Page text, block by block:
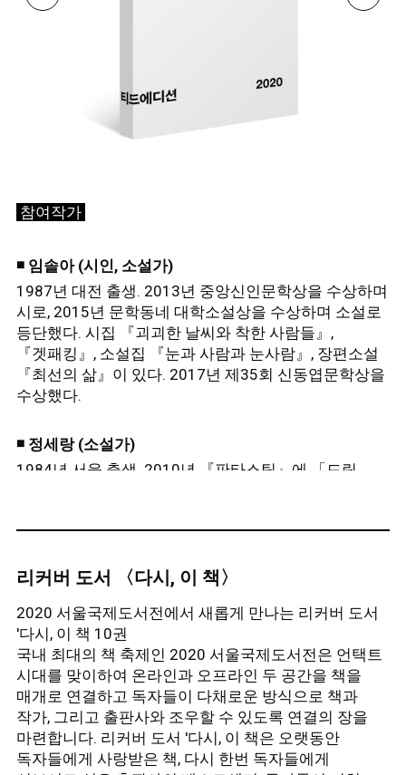
참여작가
◾ 임솔아 (시인, 소설가)
1987년 대전 출생. 2013년 중앙신인문학상을 수상하며
시로, 2015년 문학동네 대학소설상을 수상하며 소설로
등단했다. 시집 『괴괴한 날씨와 착한 사람들』,
『겟패킹』, 소설집 『눈과 사람과 눈사람』, 장편소설
『최선의 삶』이 있다. 2017년 제35회 신동엽문학상을
수상했다.
◾ 정세랑 (소설가)
1984년 서울 출생. 2010년 『판타스틱』에 「드림,
『피프티 피플』 등 여섯 권의 장편소설과 소설집
있다. 2013년 제7회 창비장편소설상, 2017년 제50회
◾정지돈 (소설가)
1983년 대구 출생. 2013년 『문학과사회』
신인문학상으로 등단했다. 소설집 『내가 싸우듯이』,
『우리는 다른 사람들의 기억에서 살 것이다』,
문학평론집 『문학의 기쁨』(공저), 소설 『작은 겁쟁이
겁쟁이 새로운 파티』가 있다. 2015년 제6회
리커버 도서 〈다시, 이 책〉
2020 서울국제도서전에서 새롭게 만나는 리커버 도서
'다시, 이 책 10권
국내 최대의 책 축제인 2020 서울국제도서전은 언택트
시대를 맞이하여 온라인과 오프라인 두 공간을 책을
매개로 연결하고 독자들이 다채로운 방식으로 책과
작가, 그리고 출판사와 조우할 수 있도록 연결의 장을
마련합니다. 리커버 도서 '다시, 이 책은 오랫동안
독자들에게 사랑받은 책, 다시 한번 독자들에게